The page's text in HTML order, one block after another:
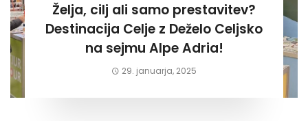
Želja, cilj ali samo prestavitev?
Destinacija Celje z Deželo Celjsko
na sejmu Alpe Adria!
29. januarja, 2025